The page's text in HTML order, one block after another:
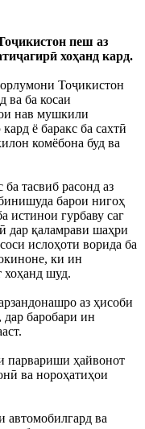
пеш аз
хоҳанд кард.
Тоҷикистон
ва ба косаи
нав мушкили
ё баракс ба сахтӣ
комёбона буд ва
тасвиб расонд аз
барои нигоҳ
истинои гурбаву саг
дар қаламрави шаҳри
ислоҳоти ворида ба
ки ин
хоҳанд шуд.
аз ҳисоби
баробари ин
парвариши ҳайвонот
ва нороҳатиҳои
автомобилгард ва